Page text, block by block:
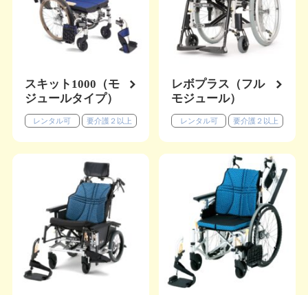
スキット1000（モ
ジュールタイプ）
レンタル可 要介護２以上
レボプラス（フル
モジュール）
レンタル可 要介護２以上